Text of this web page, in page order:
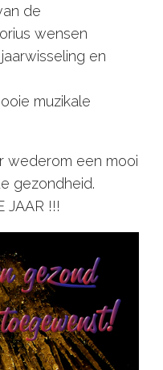
de
wensen
en
muzikale
wederom een mooi
gezondheid.
JAAR !!!